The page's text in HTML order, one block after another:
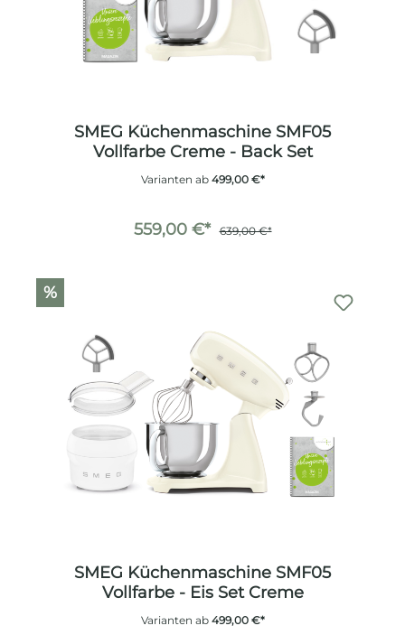
SMEG Küchenmaschine SMF05
Vollfarbe Creme - Back Set
Varianten ab499,00 €*
559,00 €* 639,00 €*
%
SMEG Küchenmaschine SMF05
Vollfarbe - Eis Set Creme
Varianten ab499,00 €*